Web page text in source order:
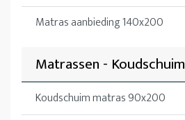
Matras aanbieding 140x200
Matrassen - Koudschuim
Koudschuim matras 90x200